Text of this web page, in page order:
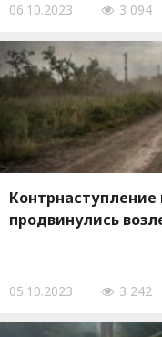
06.10.2023 3 094
Контрнаступление
продвинулись
05.10.2023 3 242